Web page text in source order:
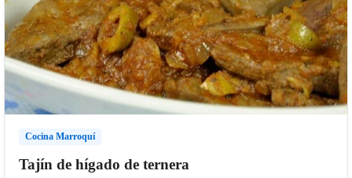
Cocina Marroquí
Tajín de hígado de ternera